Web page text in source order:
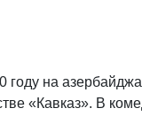
году на
«Кавказ». В